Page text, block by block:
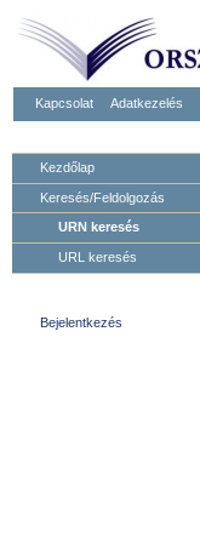
Kapcsolat Adatkezelés
Kezdőlap
Keresés/Feldolgozás
URN keresés
URL keresés
Bejelentkezés